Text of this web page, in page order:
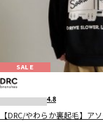
SALE
4.8
【DRC/やわらか裏起毛】ア